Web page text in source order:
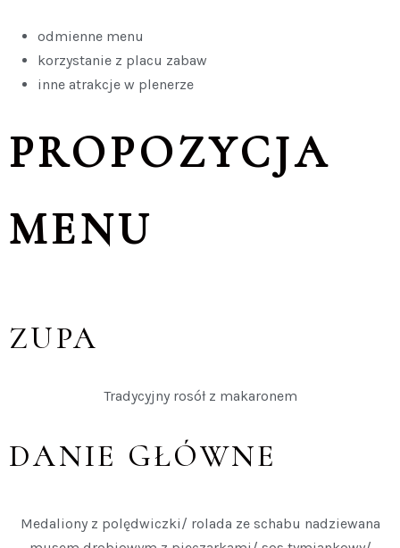
odmienne menu
korzystanie z placu zabaw
inne atrakcje w plenerze
PROPOZYCJA
MENU
ZUPA
Tradycyjny rosół z makaronem
DANIE GŁÓWNE
Medaliony z polędwiczki/ rolada ze schabu nadziewana